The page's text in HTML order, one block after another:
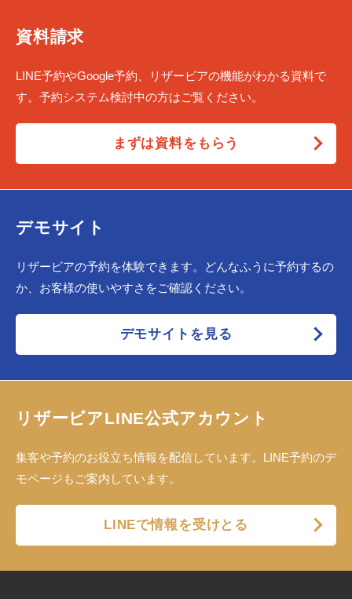
資料請求
LINE予約やGoogle予約、リザービアの機能がわかる資料で
す。予約システム検討中の方はご覧ください。
まずは資料をもらう
デモサイト
リザービアの予約を体験できます。どんなふうに予約するの
か、お客様の使いやすさをご確認ください。
デモサイトを見る
リザービアLINE公式アカウント
集客や予約のお役立ち情報を配信しています。LINE予約のデ
モページもご案内しています。
LINEで情報を受けとる